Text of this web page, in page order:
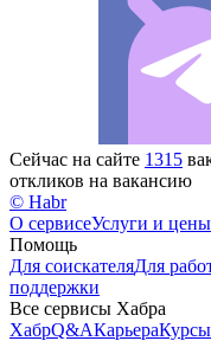
Сейчас на сайте 1315
откликов на вакансию
© Habr
О сервисеУслуги и цены
Помощь
Для соискателяДля
поддержки
Все сервисы Хабра
ХабрQ&AКарьераКурсы